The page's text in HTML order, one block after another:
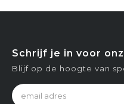
Schrijf je in voor
Blijf op de hoogte van